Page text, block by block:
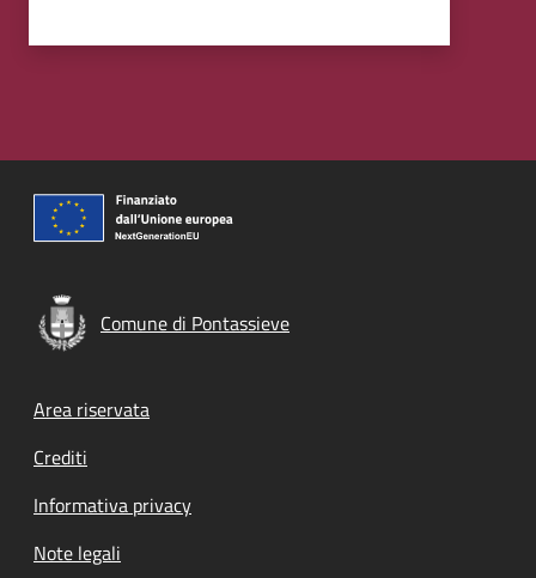
Comune di Pontassieve
Footer menu
Area riservata
Crediti
Informativa privacy
Note legali